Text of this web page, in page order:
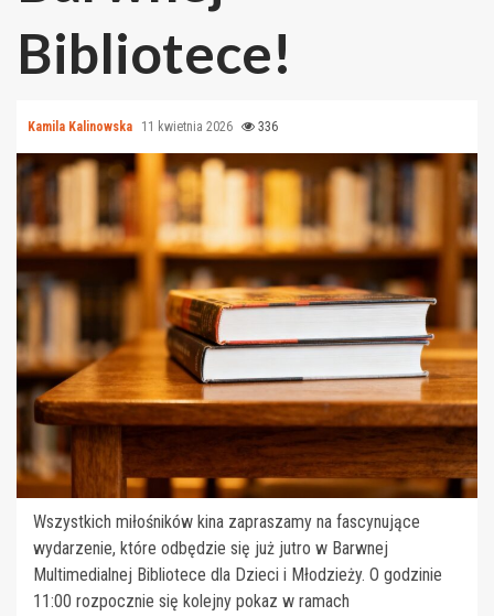
Bibliotece!
Kamila Kalinowska 11 kwietnia 2026 336
Wszystkich miłośników kina zapraszamy na fascynujące
wydarzenie, które odbędzie się już jutro w Barwnej
Multimedialnej Bibliotece dla Dzieci i Młodzieży. O godzinie
11:00 rozpocznie się kolejny pokaz w ramach